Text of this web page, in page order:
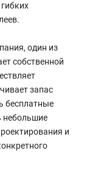
один из
собственной
запас
бесплатные
небольшие
и